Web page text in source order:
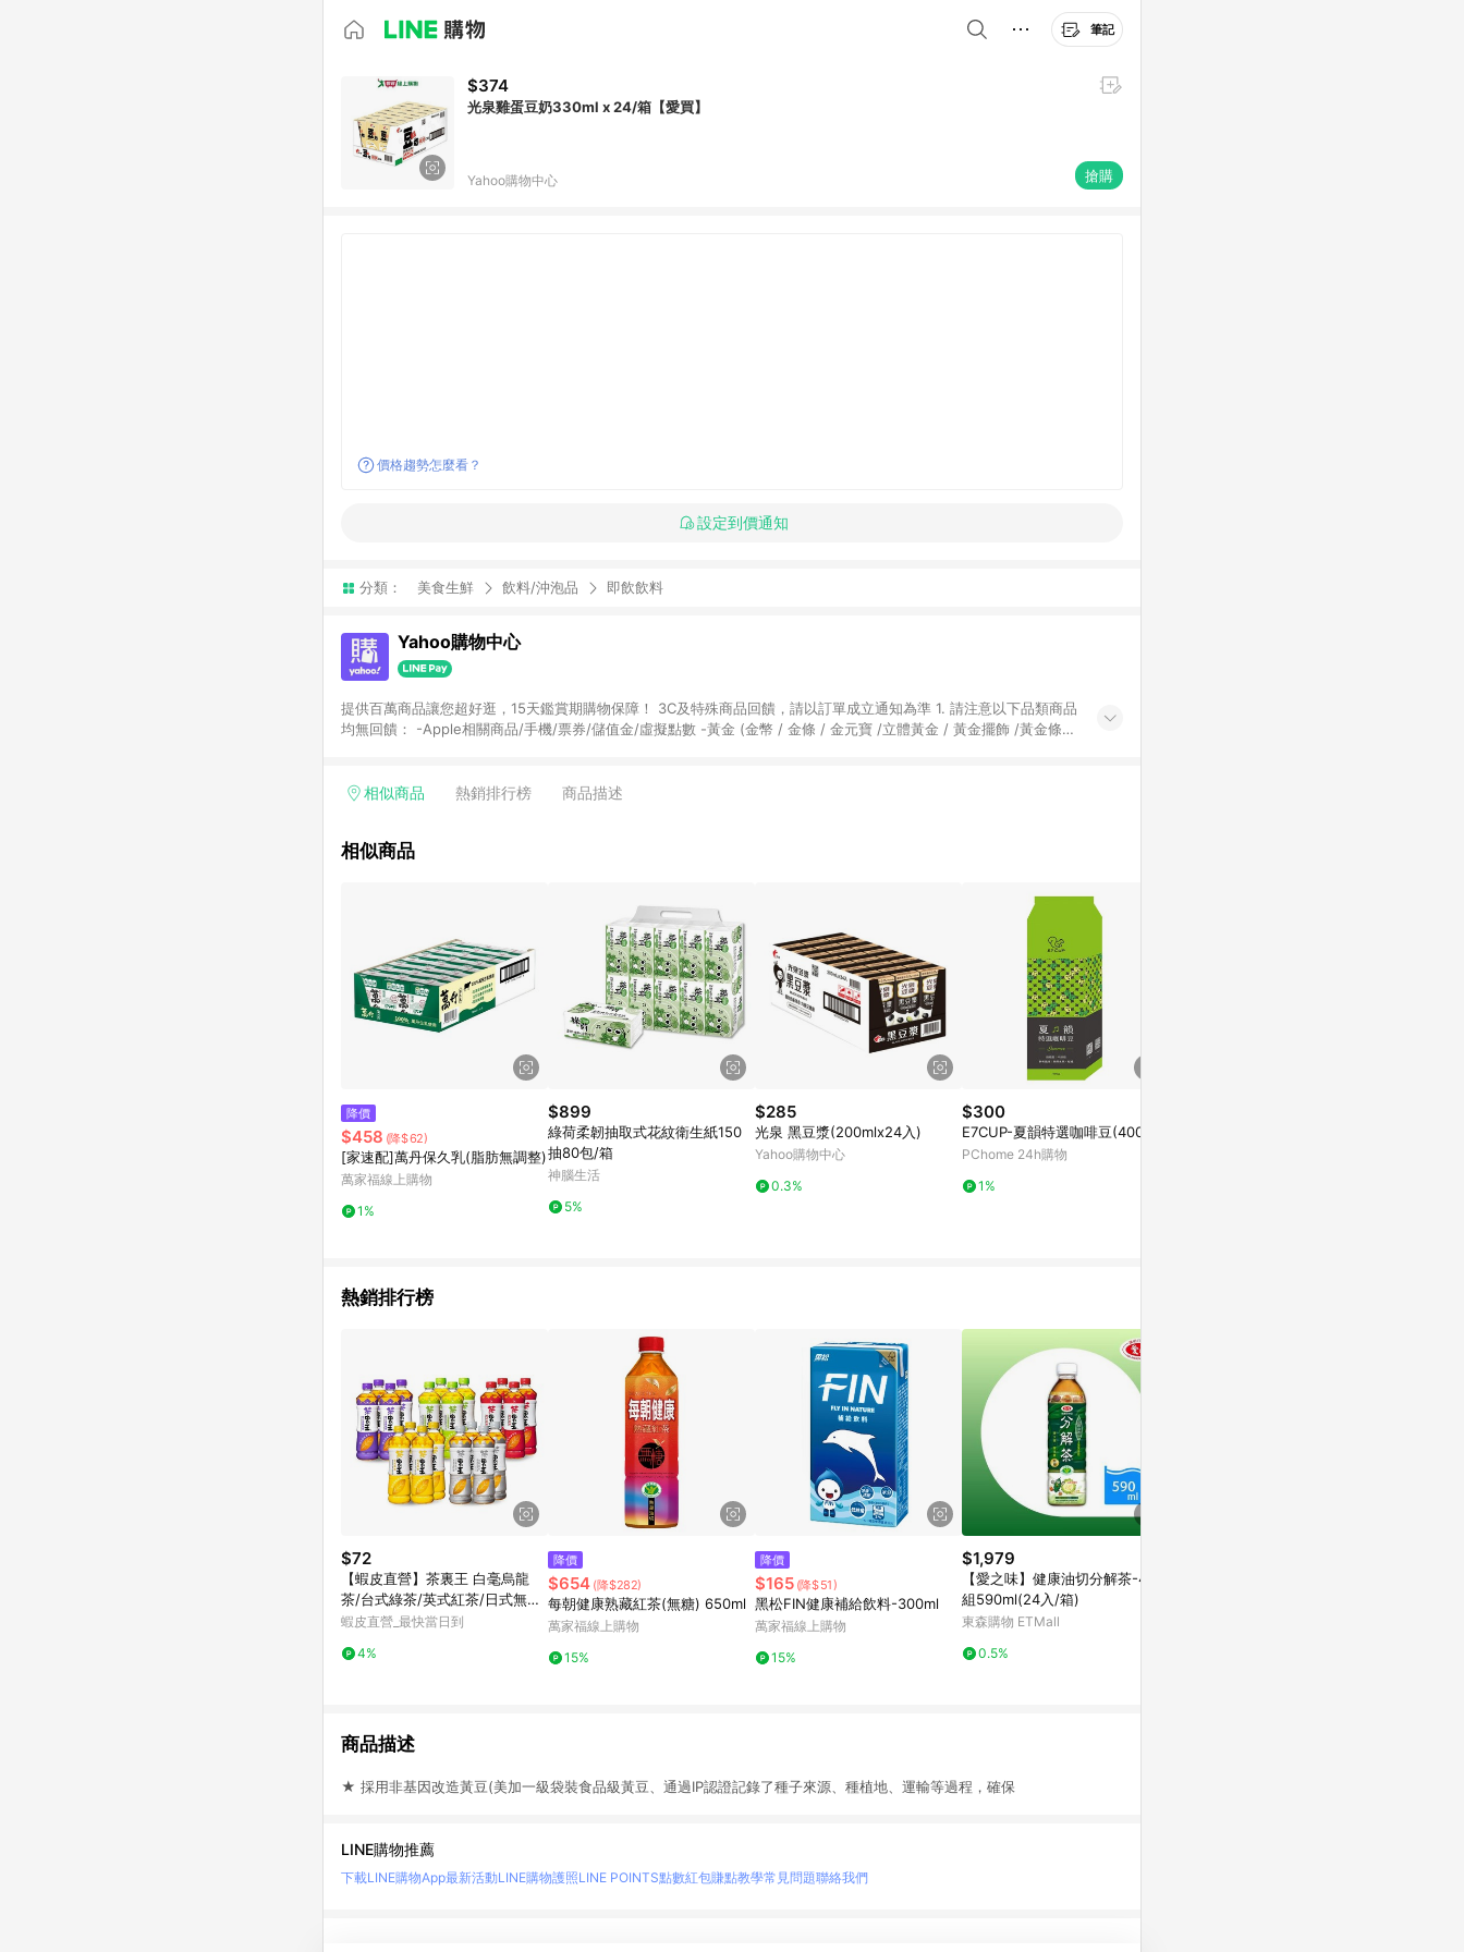
筆記
$374
光泉雞蛋豆奶330ml x 24/箱【愛買】
Yahoo購物中心 搶購
價格趨勢怎麼看？
設定到價通知
分類： 美食生鮮 飲料/沖泡品 即飲飲料
Yahoo購物中心
提供百萬商品讓您超好逛，15天鑑賞期購物保障！ 3C及特殊商品回饋，請以訂單成立通知為準 1. 請注意以下品類商品
均無回饋： -Apple相關商品/手機/票券/儲值金/虛擬點數 -黃金 (金幣 / 金條 / 金元寶 /立體黃金 / 黃金擺飾 /黃金條
Yahoo超贈點回饋者 - 購物中心商店之商品：商品賣場中有標示「商店」及顯示商店名稱者(指定活動店家除外) 3. 訂
相似商品 熱銷排行榜 商品描述
相似商品
降價
$458 (降$62)
[家速配]萬丹保久乳(脂肪無調整)
萬家福線上購物
1%
$899
綠荷柔韌抽取式花紋衛生紙150
抽80包/箱
神腦生活
5%
$285
光泉 黑豆漿(200mlx24入)
Yahoo購物中心
0.3%
$300
E7CUP-夏韻特選咖啡豆(400g)
PChome 24h購物
1%
熱銷排行榜
$72
【蝦皮直營】茶裏王 白毫烏龍
茶/台式綠茶/英式紅茶/日式無糖
綠茶/青心烏龍茶 600mlx4入/組
蝦皮直營_最快當日到
4%
降價
$654 (降$282)
每朝健康熟藏紅茶(無糖) 650ml
萬家福線上購物
15%
降價
$165 (降$51)
黑松FIN健康補給飲料-300ml
萬家福線上購物
15%
$1,979
【愛之味】健康油切分解茶-4箱
組590ml(24入/箱)
東森購物 ETMall
0.5%
商品描述
★ 採用非基因改造黃豆(美加一級袋裝食品級黃豆、通過IP認證記錄了種子來源、種植地、運輸等過程，確保
LINE購物推薦
下載LINE購物App最新活動LINE購物護照LINE POINTS點數紅包賺點教學常見問題聯絡我們